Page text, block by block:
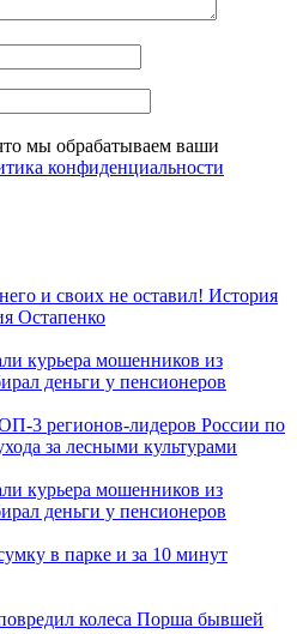
мы обрабатываем ваши
конфиденциальности
и своих не оставил! История
Остапенко
курьера мошенников из
деньги у пенсионеров
3 регионов-лидеров России по
за лесными культурами
курьера мошенников из
деньги у пенсионеров
в парке и за 10 минут
колеса Порша бывшей